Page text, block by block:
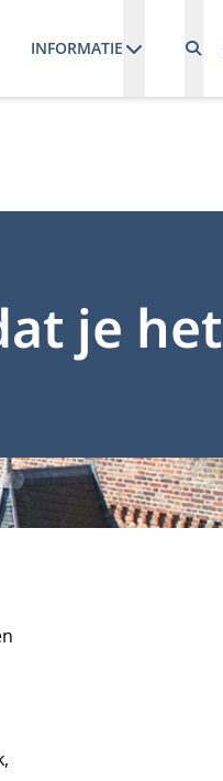
INFORMATIE
je het